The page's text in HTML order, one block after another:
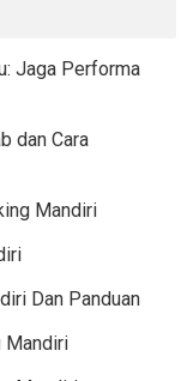
Jaga Performa
dan Cara
Mandiri
Dan Panduan
Mandiri